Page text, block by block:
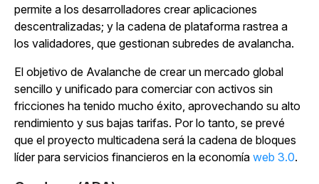
permite a los desarrolladores crear aplicaciones
descentralizadas; y la cadena de plataforma rastrea a
los validadores, que gestionan subredes de avalancha.
El objetivo de Avalanche de crear un mercado global
sencillo y unificado para comerciar con activos sin
fricciones ha tenido mucho éxito, aprovechando su alto
rendimiento y sus bajas tarifas. Por lo tanto, se prevé
que el proyecto multicadena será la cadena de bloques
líder para servicios financieros en la economía web 3.0.